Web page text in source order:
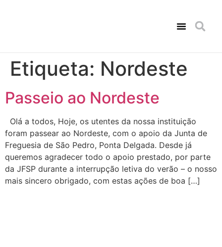
Etiqueta: Nordeste
Passeio ao Nordeste
Olá a todos, Hoje, os utentes da nossa instituição
foram passear ao Nordeste, com o apoio da Junta de
Freguesia de São Pedro, Ponta Delgada. Desde já
queremos agradecer todo o apoio prestado, por parte
da JFSP durante a interrupção letiva do verão – o nosso
mais sincero obrigado, com estas ações de boa […]